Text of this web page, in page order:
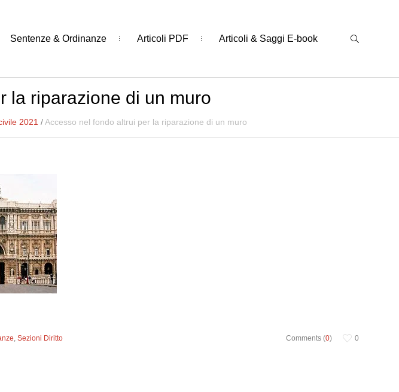
Sentenze & Ordinanze Articoli PDF Articoli & Saggi E-book
la riparazione di un muro
2021 /Accesso nel fondo altrui per la riparazione di un muro
Comments (0) 0
,Sezioni Diritto